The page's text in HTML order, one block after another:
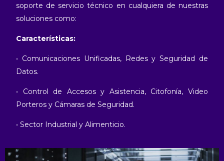
soporte de servicio técnico en cualquiera de nuestras
soluciones como:
Características:
• Comunicaciones Unificadas, Redes y Seguridad de
Datos.
• Control de Accesos y Asistencia, Citofonía, Video
Porteros y Cámaras de Seguridad.
• Sector Industrial y Alimenticio.